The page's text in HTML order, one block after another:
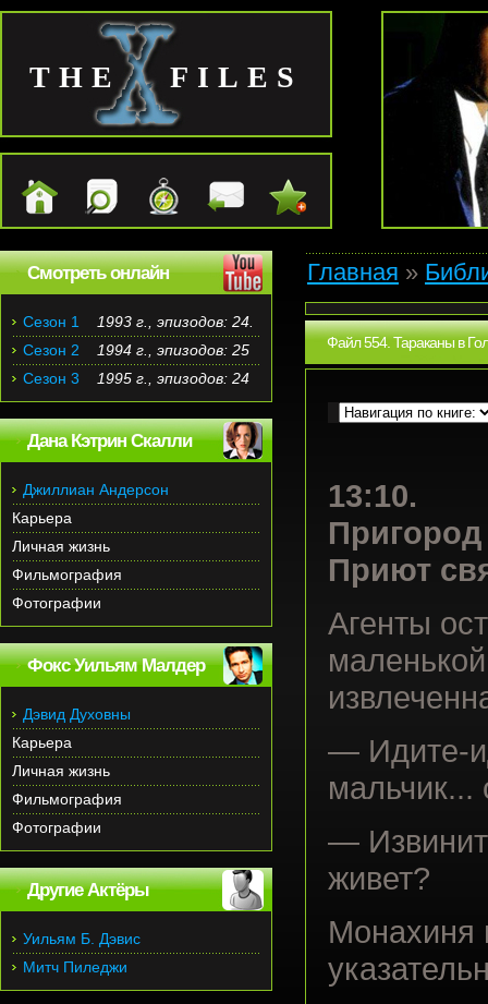
THE FILES
Главная »
Файл 554. Тараканы в
13:10.
Приют
Агенты
— Идите-
мальчик...
—
живет?
Монахиня
Смотреть онлайн
Сезон 1
1993 г., эпизодов: 24.
Сезон 2
1994 г., эпизодов: 25
Сезон 3
1995 г., эпизодов: 24
Дана Кэтрин Скалли
Джиллиан Андерсон
Карьера
Личная жизнь
Фильмография
Фотографии
Фокс Уильям Малдер
Дэвид Духовны
Карьера
Личная жизнь
Фильмография
Фотографии
Другие Актёры
Уильям Б. Дэвис
Митч Пиледжи